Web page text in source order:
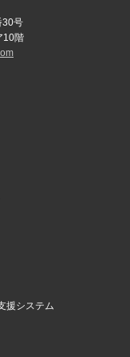
30号
10階
援システム